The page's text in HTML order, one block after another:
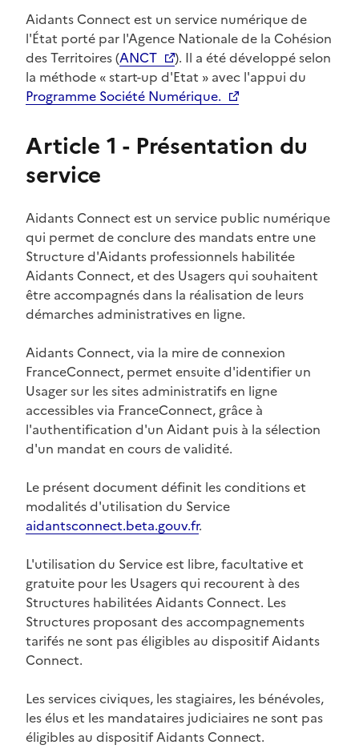
Aidants Connect est un service numérique de
l'État porté par l'Agence Nationale de la Cohésion
des Territoires (ANCT
). Il a été développé selon
la méthode « start-up d'Etat » avec l'appui du
Programme Société Numérique.
Article 1 - Présentation du
service
Aidants Connect est un service public numérique
qui permet de conclure des mandats entre une
Structure d'Aidants professionnels habilitée
Aidants Connect, et des Usagers qui souhaitent
être accompagnés dans la réalisation de leurs
démarches administratives en ligne.
Aidants Connect, via la mire de connexion
FranceConnect, permet ensuite d'identifier un
Usager sur les sites administratifs en ligne
accessibles via FranceConnect, grâce à
l'authentification d'un Aidant puis à la sélection
d'un mandat en cours de validité.
Le présent document définit les conditions et
modalités d'utilisation du Service
aidantsconnect.beta.gouv.fr.
L'utilisation du Service est libre, facultative et
gratuite pour les Usagers qui recourent à des
Structures habilitées Aidants Connect. Les
Structures proposant des accompagnements
tarifés ne sont pas éligibles au dispositif Aidants
Connect.
Les services civiques, les stagiaires, les bénévoles,
les élus et les mandataires judiciaires ne sont pas
éligibles au dispositif Aidants Connect.